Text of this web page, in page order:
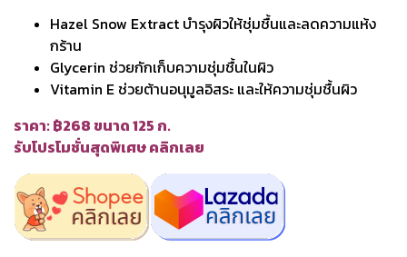
Hazel Snow Extract บำรุงผิวให้ชุ่มชื้นและลดความแห้ง
กร้าน
Glycerin ช่วยกักเก็บความชุ่มชื้นในผิว
Vitamin E ช่วยต้านอนุมูลอิสระ และให้ความชุ่มชื้นผิว
ราคา: ฿268 ขนาด 125 ก.
รับโปรโมชั่นสุดพิเศษ คลิกเลย